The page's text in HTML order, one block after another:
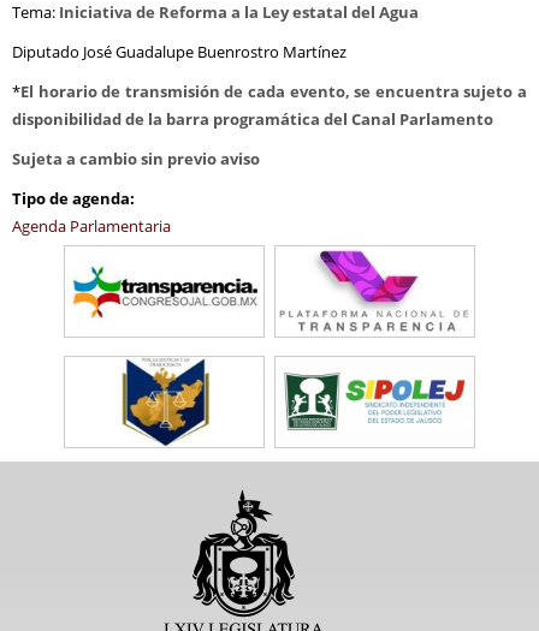
Tema: Iniciativa de Reforma a la Ley estatal del Agua
Diputado José Guadalupe Buenrostro Martínez
*El horario de transmisión de cada evento, se encuentra sujeto a
disponibilidad de la barra programática del Canal Parlamento
Sujeta a cambio sin previo aviso
Tipo de agenda:
Agenda Parlamentaria